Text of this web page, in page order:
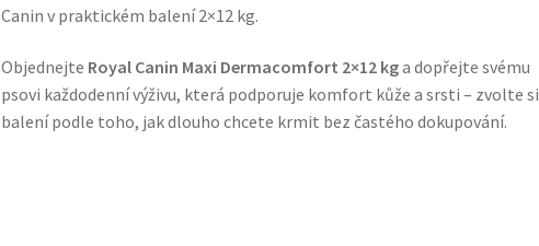
Canin v praktickém balení 2×12 kg.
Objednejte Royal Canin Maxi Dermacomfort 2×12 kga dopřejte svému
psovi každodenní výživu, která podporuje komfort kůže a srsti – zvolte si
balení podle toho, jak dlouho chcete krmit bez častého dokupování.